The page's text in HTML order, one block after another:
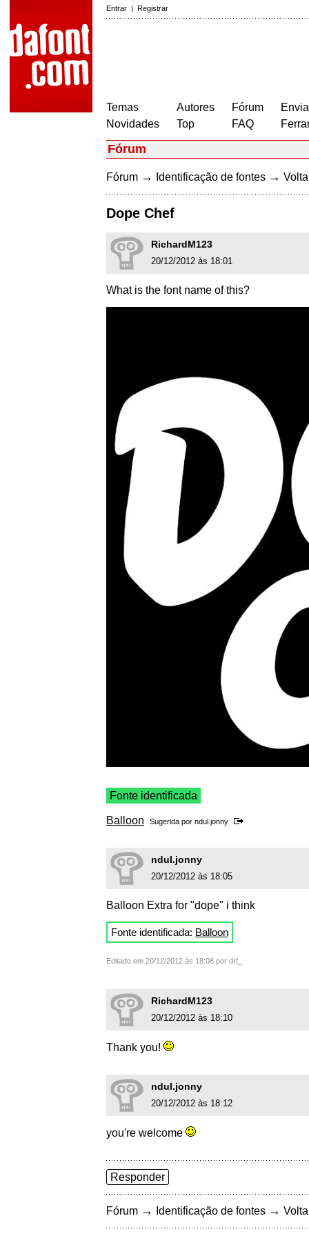
Entrar | Registrar
Temas
Novidades
Autores
Top
Fórum
FAQ
Fórum
Fórum → Identificação de fontes →
Dope Chef
RichardM123
20/12/2012 às 18:01
What is the font name of this?
Fonte identificada
Balloon Sugerida por ndul.jonny
ndul.jonny
20/12/2012 às 18:05
Balloon Extra for "dope" i think
Fonte identificada: Balloon
Editado em 20/12/2012 às 18:08 por drf_
RichardM123
20/12/2012 às 18:10
Thank you!
ndul.jonny
20/12/2012 às 18:12
you're welcome
Responder
Fórum → Identificação de fontes →